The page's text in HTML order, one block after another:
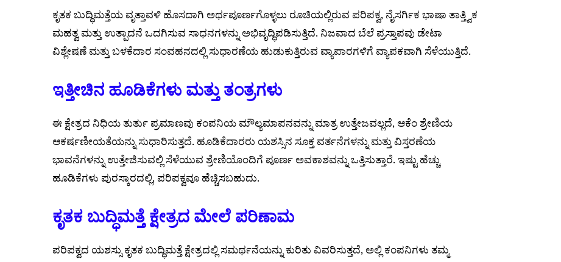
ಕೃತಕ ಬುದ್ಧಿಮತ್ತೆಯ ವೃತ್ತಾವಳಿ ಹೊಸದಾಗಿ ಅರ್ಥಪೂರ್ಣಗೊಳ್ಳಲು ರೂಚಿಯಲ್ಲಿರುವ ಪರಿಪಕ್ವ, ನೈಸರ್ಗಿಕ ಭಾಷಾ ತಾತ್ತ್ವಿಕ
ಮಹತ್ವ ಮತ್ತು ಉತ್ಪಾದನೆ ಒದಗಿಸುವ ಸಾಧನಗಳನ್ನು ಅಭಿವೃದ್ಧಿಪಡಿಸುತ್ತಿದೆ. ನಿಜವಾದ ಬೆಲೆ ಪ್ರಸ್ತಾಪವು ಡೇಟಾ
ವಿಶ್ಲೇಷಣೆ ಮತ್ತು ಬಳಕೆದಾರ ಸಂವಹನದಲ್ಲಿ ಸುಧಾರಣೆಯ ಹುಡುಕುತ್ತಿರುವ ವ್ಯಾಪಾರಗಳಿಗೆ ವ್ಯಾಪಕವಾಗಿ ಸೆಳೆಯುತ್ತಿದೆ.
ಇತ್ತೀಚಿನ ಹೂಡಿಕೆಗಳು ಮತ್ತು ತಂತ್ರಗಳು
ಈ ಕ್ಷೇತ್ರದ ನಿಧಿಯ ತುರ್ತು ಪ್ರಮಾಣವು ಕಂಪನಿಯ ಮೌಲ್ಯಮಾಪನವನ್ನು ಮಾತ್ರ ಉತ್ತೇಜವಲ್ಲದೆ, ಆಕೆಂ ಶ್ರೇಣಿಯ
ಆಕರ್ಷಣೀಯತೆಯನ್ನು ಸುಧಾರಿಸುತ್ತದೆ. ಹೂಡಿಕೆದಾರರು ಯಶಸ್ಸಿನ ಸೂಕ್ತ ವರ್ತನೆಗಳನ್ನು ಮತ್ತು ವಿಸ್ತರಣೆಯ
ಭಾವನೆಗಳನ್ನು ಉತ್ತೇಜಿಸುವಲ್ಲಿ ಸೆಳೆಯುವ ಶ್ರೇಣಿಯೊಂದಿಗೆ ಪೂರ್ಣ ಅವಕಾಶವನ್ನು ಒತ್ತಿಸುತ್ತಾರೆ. ಇಷ್ಟು ಹೆಚ್ಚು
ಹೂಡಿಕೆಗಳು ಪುರಸ್ಕಾರದಲ್ಲಿ, ಪರಿಪಕ್ವವೂ ಹೆಚ್ಚಿಸಬಹುದು.
ಕೃತಕ ಬುದ್ಧಿಮತ್ತೆ ಕ್ಷೇತ್ರದ ಮೇಲೆ ಪರಿಣಾಮ
ಪರಿಪಕ್ವದ ಯಶಸ್ಸು ಕೃತಕ ಬುದ್ಧಿಮತ್ತೆ ಕ್ಷೇತ್ರದಲ್ಲಿ ಸಮರ್ಥನೆಯನ್ನು ಕುರಿತು ವಿವರಿಸುತ್ತದೆ, ಅಲ್ಲಿ ಕಂಪನಿಗಳು ತಮ್ಮ